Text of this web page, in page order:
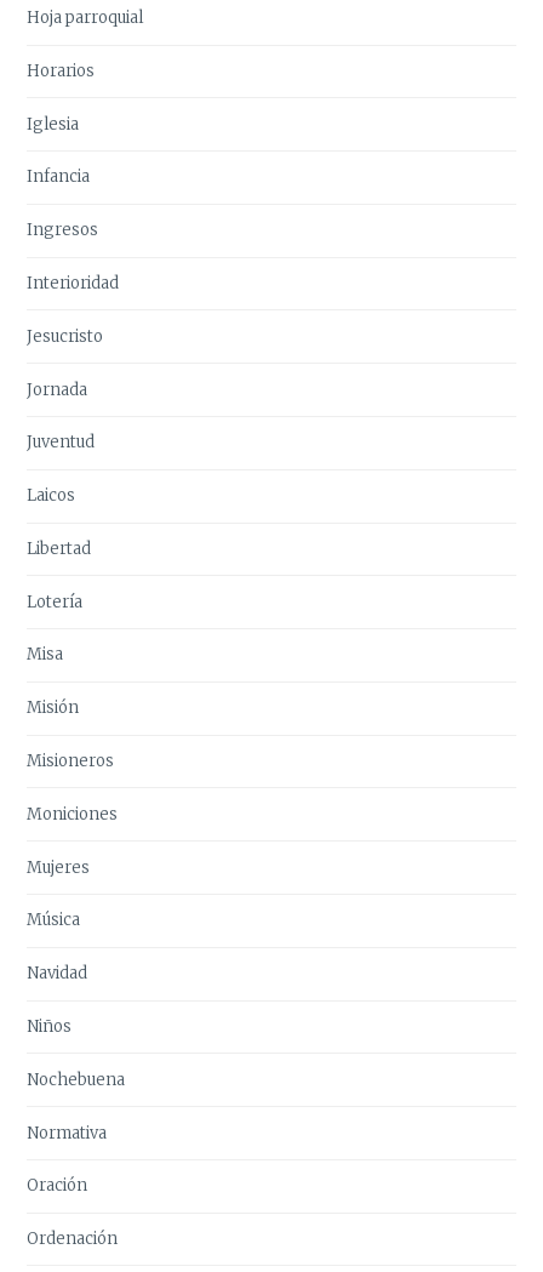
Hoja parroquial
Horarios
Iglesia
Infancia
Ingresos
Interioridad
Jesucristo
Jornada
Juventud
Laicos
Libertad
Lotería
Misa
Misión
Misioneros
Moniciones
Mujeres
Música
Navidad
Niños
Nochebuena
Normativa
Oración
Ordenación